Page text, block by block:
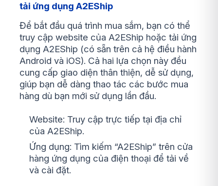
tải ứng dụng A2EShip
Để bắt đầu quá trình mua sắm, bạn có thể
truy cập website của A2EShip hoặc tải ứng
dụng A2EShip (có sẵn trên cả hệ điều hành
Android và iOS). Cả hai lựa chọn này đều
cung cấp giao diện thân thiện, dễ sử dụng,
giúp bạn dễ dàng thao tác các bước mua
hàng dù bạn mới sử dụng lần đầu.
Website: Truy cập trực tiếp tại địa chỉ
của A2EShip.
Ứng dụng: Tìm kiếm “A2EShip” trên cửa
hàng ứng dụng của điện thoại để tải về
và cài đặt.